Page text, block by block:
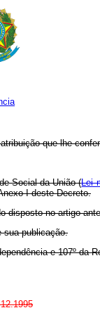
que lhe
Social da União (Lei
I deste Decreto.
disposto no artigo
sua publicação.
e 107º da